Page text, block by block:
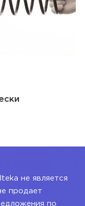
не является
продает
по